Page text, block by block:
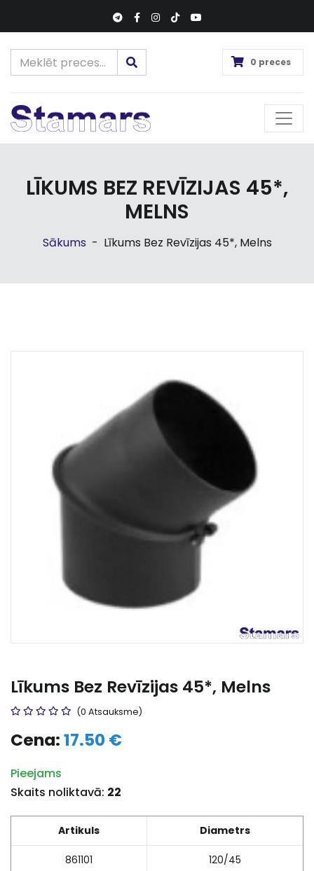
0 preces
LĪKUMS BEZ REVĪZIJAS 45*,
MELNS
Sākums - Līkums Bez Revīzijas 45*, Melns
Līkums Bez Revīzijas 45*, Melns
(0 Atsauksme)
Cena:17.50 €
Pieejams
Skaits noliktavā: 22
Artikuls Diametrs
861101 120/45